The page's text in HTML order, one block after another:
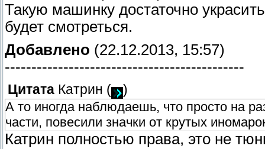
Такую машинку достаточно
будет смотреться.
Добавлено (22.12.2013, 15:57)
---------------------------------------------
Цитата Катрин (
)
А то иногда наблюдаешь, что просто на
части, повесили значки от крутых
Катрин полностью права, это не